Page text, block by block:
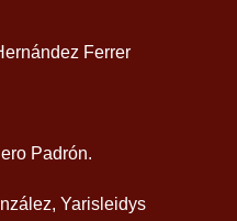
Ferrer
Padrón.
Yarisleidys